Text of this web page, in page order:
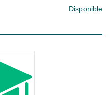
Disponible